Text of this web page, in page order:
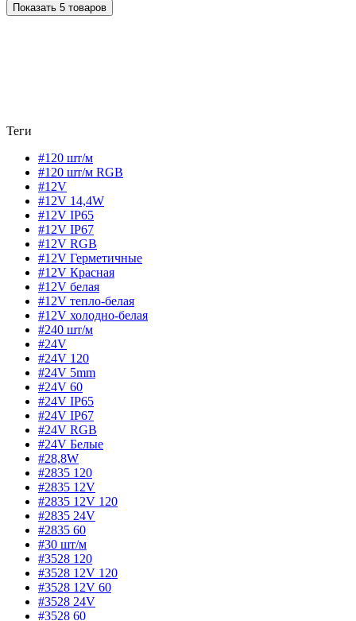
Показать 5 товаров
Теги
#120 шт/м
#120 шт/м RGB
#12V
#12V 14,4W
#12V IP65
#12V IP67
#12V RGB
#12V Герметичные
#12V Красная
#12V белая
#12V тепло-белая
#12V холодно-белая
#240 шт/м
#24V
#24V 120
#24V 5mm
#24V 60
#24V IP65
#24V IP67
#24V RGB
#24V Белые
#28,8W
#2835 120
#2835 12V
#2835 12V 120
#2835 24V
#2835 60
#30 шт/м
#3528 120
#3528 12V 120
#3528 12V 60
#3528 24V
#3528 60